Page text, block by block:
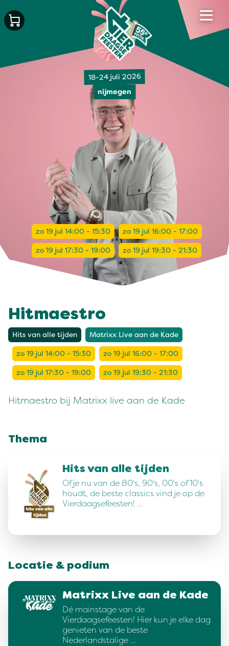
18-24 juli 2026
nijmegen
zo 19 jul 14:00 - 15:30 zo 19 jul 16:00 - 17:00
zo 19 jul 17:30 - 19:00 zo 19 jul 19:30 - 21:30
Hitmaestro
Hits van alle tijden Matrixx Live aan de Kade
zo 19 jul 14:00 - 15:30 zo 19 jul 16:00 - 17:00
zo 19 jul 17:30 - 19:00 zo 19 jul 19:30 - 21:30
Hitmaestro bij Matrixx live aan de Kade
Thema
Hits van alle tijden
Of je nu van de 80's, 90's, 00's of 10's
houdt, de beste classics vind je op de
Vierdaagsefeesten! …
Locatie & podium
Matrixx Live aan de Kade
Dé mainstage van de
Vierdaagsefeesten! Hier kun je elke dag
genieten van de beste
Nederlandstalige …